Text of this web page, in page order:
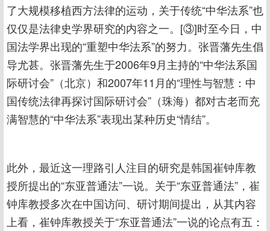
了大规模移植西方法律的运动，关于传统“中华法系”也
仅仅是法律史学界研究的内容之一。[③]时至今日，中
国法学界出现的“重塑中华法系”的努力。张晋藩先生倡
导尤甚。张晋藩先生于2006年9月主持的“中华法系国
际研讨会”（北京）和2007年11月的“理性与智慧：中
国传统法律再探讨国际研讨会”（珠海）都对古老而充
满智慧的“中华法系”表现出某种历史“情结”。
此外，最近这一理路引人注目的研究是韩国崔钟库教
授所提出的“东亚普通法”一说。关于“东亚普通法”，崔
钟库教授多次在中国访问、研讨期间提出，从其内容
上看，崔钟库教授关于“东亚普通法”一说的论点有五：